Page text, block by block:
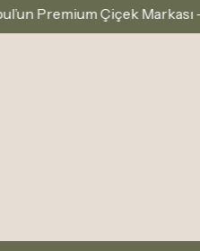
Çiçek Markası –